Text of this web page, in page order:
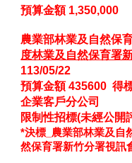
預算金額 1,350,000
農業部林業及自然保
度林業及自然保育署
113/05/22
預算金額 435600 得
企業客戶分公司
限制性招標(未經公
*決標_農業部林業及自
然保育署新竹分署視訊